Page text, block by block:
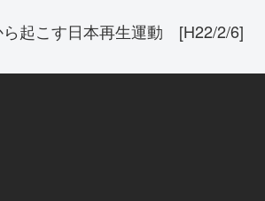
ら起こす日本再生運動 [H22/2/6]